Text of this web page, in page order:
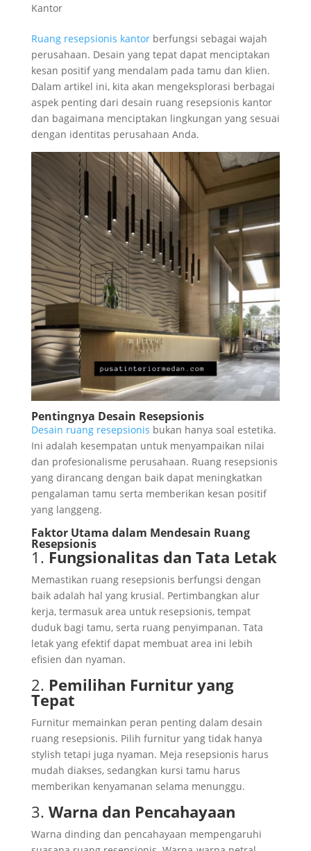
Kantor
Ruang resepsionis kantorberfungsi sebagai wajah
perusahaan. Desain yang tepat dapat menciptakan
kesan positif yang mendalam pada tamu dan klien.
Dalam artikel ini, kita akan mengeksplorasi berbagai
aspek penting dari desain ruang resepsionis kantor
dan bagaimana menciptakan lingkungan yang sesuai
dengan identitas perusahaan Anda.
Pentingnya Desain Resepsionis
Desain ruang resepsionis bukan hanya soal estetika.
Ini adalah kesempatan untuk menyampaikan nilai
dan profesionalisme perusahaan. Ruang resepsionis
yang dirancang dengan baik dapat meningkatkan
pengalaman tamu serta memberikan kesan positif
yang langgeng.
Faktor Utama dalam Mendesain Ruang
Resepsionis
1. Fungsionalitas dan Tata Letak
Memastikan ruang resepsionis berfungsi dengan
baik adalah hal yang krusial. Pertimbangkan alur
kerja, termasuk area untuk resepsionis, tempat
duduk bagi tamu, serta ruang penyimpanan. Tata
letak yang efektif dapat membuat area ini lebih
efisien dan nyaman.
2. Pemilihan Furnitur yang
Tepat
Furnitur memainkan peran penting dalam desain
ruang resepsionis. Pilih furnitur yang tidak hanya
stylish tetapi juga nyaman. Meja resepsionis harus
mudah diakses, sedangkan kursi tamu harus
memberikan kenyamanan selama menunggu.
3. Warna dan Pencahayaan
Warna dinding dan pencahayaan mempengaruhi